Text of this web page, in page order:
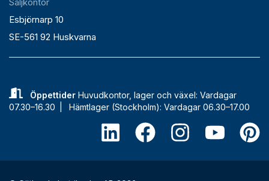
Esbjörnarp 10
SE-561 92 Huskvarna
ÖppettiderHuvudkontor, lager och växel: Vardagar
07.30–16.30 | Hämtlager (Stockholm): Vardagar 06.30–17.00